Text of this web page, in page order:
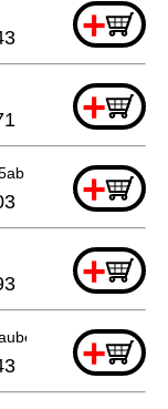
+
+
+
+
M5x12+